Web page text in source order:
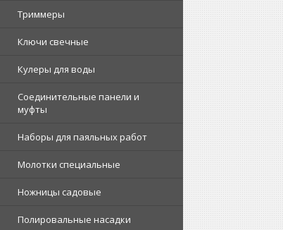
Триммеры
Ключи свечные
Кулеры для воды
Соединительные панели и
муфты
Наборы для паяльных работ
Молотки специальные
Ножницы садовые
Полировальные насадки